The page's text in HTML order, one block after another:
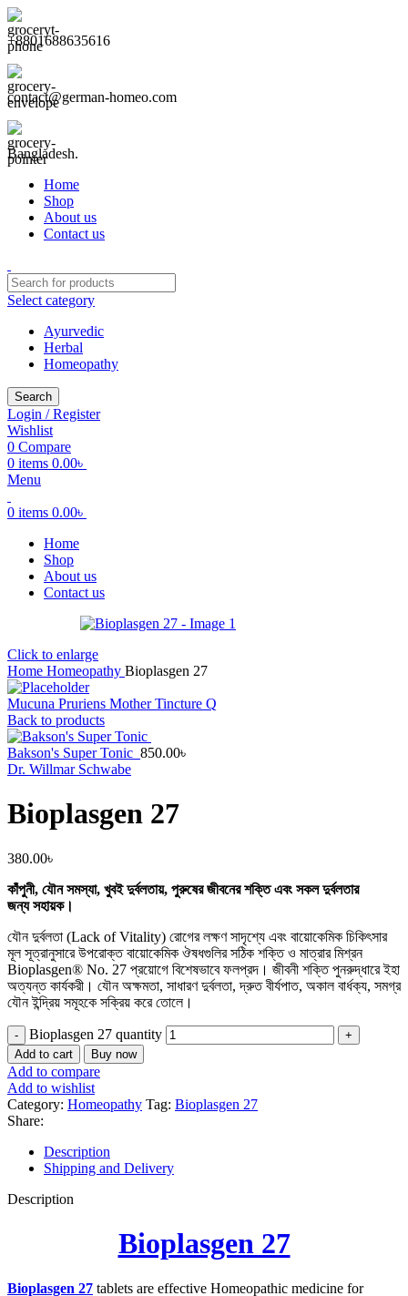
+8801688635616
contact@german-homeo.com
Bangladesh.
Home
Shop
About us
Contact us
Select category
Ayurvedic
Herbal
Homeopathy
Search
Login / Register
Wishlist
0 Compare
0 items 0.00৳
Menu
0 items 0.00৳
Home
Shop
About us
Contact us
Click to enlarge
Home Homeopathy Bioplasgen 27
Mucuna Pruriens Mother Tincture Q
Back to products
Bakson's Super Tonic 850.00৳
Dr. Willmar Schwabe
Bioplasgen 27
380.00৳
কাঁপুনী, যৌন সমস্যা, খুবই দুর্বলতায়, পুরুষের জীবনের শক্তি এবং সকল দুর্বলতার
জন্যসহায়ক।
যৌন দুর্বলতা (Lack of Vitality) রোগের লক্ষণ সাদৃশ্যে এবং বায়োকেমিক চিকিৎসার
মূল সূত্রানুসারে উপরোক্ত বায়োকেমিক ঔষধগুলির সঠিক শক্তি ও মাত্রার মিশ্রন
Bioplasgen® No. 27 প্রয়োগে বিশেষভাবে ফলপ্রদ। জীবনী শক্তি পুনরুদ্ধারে ইহা
অত্যন্ত কার্যকরী। যৌন অক্ষমতা, সাধারণ দুর্বলতা, দ্রুত বীর্যপাত, অকাল বার্ধক্য, সমগ্র
যৌন ইন্দ্রিয় সমূহকে সক্রিয় করে তোলে।
Bioplasgen 27 quantity
Add to cart Buy now
Add to compare
Add to wishlist
Category: Homeopathy Tag: Bioplasgen 27
Share:
Description
Shipping and Delivery
Description
Bioplasgen 27
Bioplasgen 27 tablets are effective Homeopathic medicine for